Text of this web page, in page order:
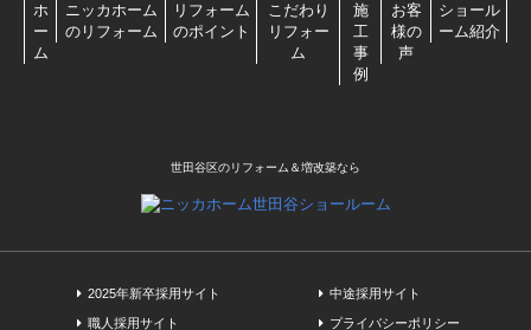
ホ
ー
ム
ニッカホーム
のリフォーム
リフォーム
のポイント
こだわり
リフォー
ム
施
工
事
例
お客
様の
声
ショール
ーム紹介
世田谷区のリフォーム＆増改築なら
2025年新卒採用サイト 中途採用サイト
職人採用サイト プライバシーポリシー